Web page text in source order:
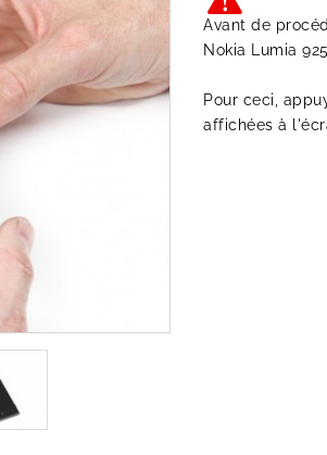
Avant de
Nokia Lumia
Pour ceci,
affichées à